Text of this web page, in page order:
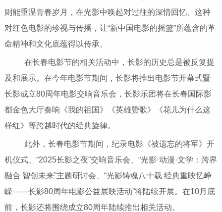
则能重温青春岁月，在光影中唤起对过往的深情回忆。这种
对红色电影的珍视与传播，让“新中国电影的摇篮”所蕴含的革
命精神和文化底蕴得以传承。
在长春电影节的相关活动中，长影的历史总是被反复提
及和展示。在今年电影节期间，长影将推出电影节开幕式暨
长影成立80周年电影交响音乐会，长影乐团将在长春国际影
都金色大厅奏响《我的祖国》《英雄赞歌》《花儿为什么这
样红》等跨越时代的经典旋律。
此外，长春电影节期间，纪录电影《被遗忘的将军》开
机仪式、“2025长影之夜”交响音乐会、“光影·动漫·文学：跨界
融合 智创未来”主题研讨会、“光影铸魂八十载 经典重映忆峥
嵘——长影80周年电影公益展映活动”将陆续开展。在10月底
前，长影还将围绕成立80周年陆续推出相关活动。